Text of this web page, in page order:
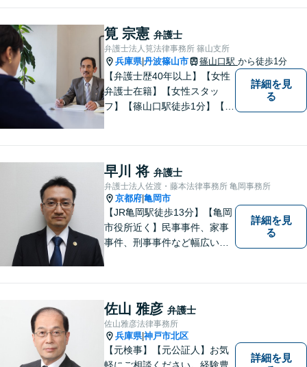
的な助言を行います。相談メ
モ無料。受任後はチャット連
携可。
筧 宗憲 弁護士
弁護士法人筧法律事務所 篠山支所
兵庫県|丹波篠山市 篠山口駅 から徒歩1分
【弁護士歴40年以上】【女性
弁護士在籍】【女性スタッ
フ】【篠山口駅徒歩1分】【夜
談ください。様々な悩みや不
安に寄り添い、お抱えの問題
の迅速かつ適切な解決を目指
します。
詳細を見
る
早川 将 弁護士
弁護士法人佐渡・藤本法律事務所 亀岡事務所
京都府 亀岡市
【JR亀岡駅徒歩13分】【亀岡
市役所近く】民事事件、家事
事件、刑事事件など幅広い分
い法的サービスを提供できる
よう努めて参ります。 何でも
お気軽ご相談ください。
詳細を見
る
佐山 雅彦 弁護士
佐山雅彦法律事務所
兵庫県|神戸市北区
【元検事】【元公証人】お気
軽にご相談ください。経験豊
詳細を見